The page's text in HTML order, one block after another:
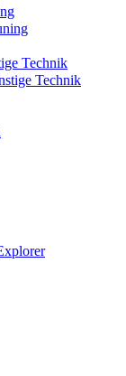
Technik
Technik